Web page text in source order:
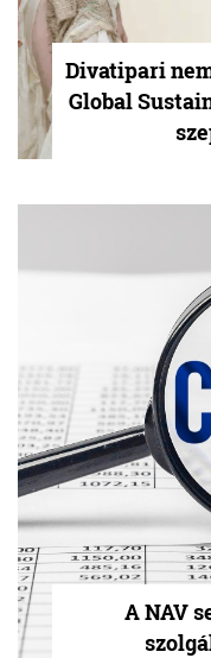
Divatipari
Global
A NAV